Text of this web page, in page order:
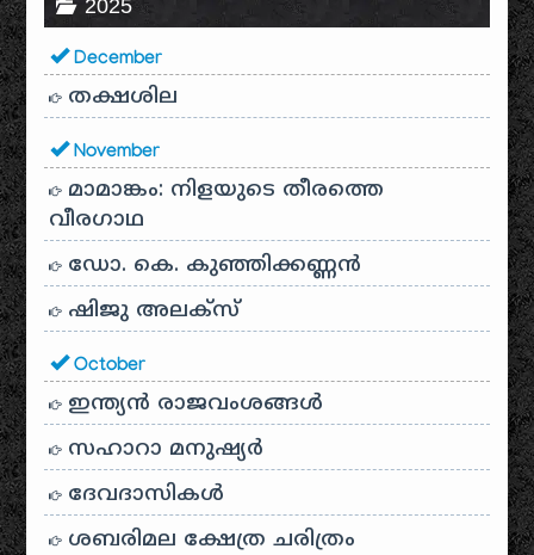
2025
December
തക്ഷശില
November
മാമാങ്കം: നിളയുടെ തീരത്തെ
വീരഗാഥ
ഡോ. കെ. കുഞ്ഞിക്കണ്ണൻ
ഷിജു അലക്സ്
October
ഇന്ത്യൻ രാജവംശങ്ങൾ
സഹാറാ മനുഷ്യർ
ദേവദാസികൾ
ശബരിമല ക്ഷേത്ര ചരിത്രം